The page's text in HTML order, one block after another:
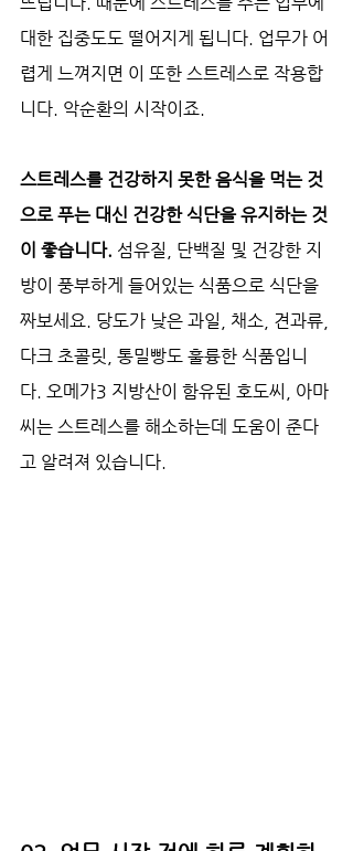
대한 집중도도 떨어지게 됩니다. 업무가 어
렵게 느껴지면 이 또한 스트레스로 작용합
니다. 악순환의 시작이죠.
스트레스를 건강하지 못한 음식을 먹는 것
으로 푸는 대신 건강한 식단을 유지하는 것
이 좋습니다. 섬유질, 단백질 및 건강한 지
방이 풍부하게 들어있는 식품으로 식단을
짜보세요. 당도가 낮은 과일, 채소, 견과류,
다크 초콜릿, 통밀빵도 훌륭한 식품입니
다. 오메가3 지방산이 함유된 호도씨, 아마
씨는 스트레스를 해소하는데 도움이 준다
고 알려져 있습니다.